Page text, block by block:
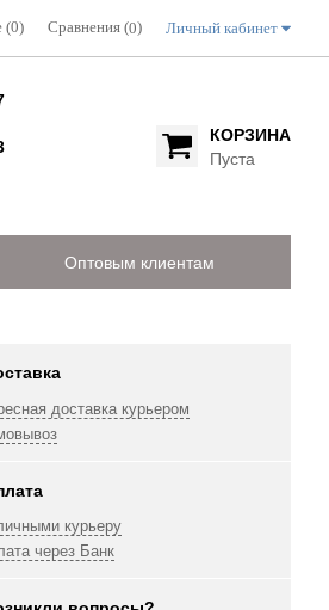
(0) Сравнения (0) Личный кабинет
КОРЗИНА
Пуста
Оптовым клиентам
доставка курьером
курьеру
через Банк